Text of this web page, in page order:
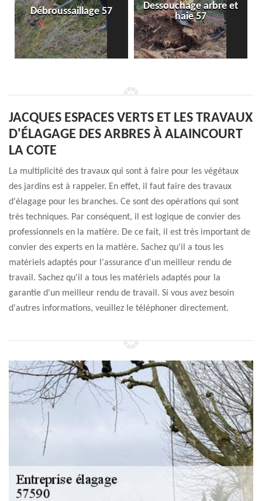
Débroussaillage 57
Dessouchage arbre et
haie 57
JACQUES ESPACES VERTS ET LES TRAVAUX
D'ÉLAGAGE DES ARBRES À ALAINCOURT
LA COTE
La multiplicité des travaux qui sont à faire pour les végétaux
des jardins est à rappeler. En effet, il faut faire des travaux
d'élagage pour les branches. Ce sont des opérations qui sont
très techniques. Par conséquent, il est logique de convier des
professionnels en la matière. De ce fait, il est très important de
convier des experts en la matière. Sachez qu'il a tous les
matériels adaptés pour l'assurance d'un meilleur rendu de
travail. Sachez qu'il a tous les matériels adaptés pour la
garantie d'un meilleur rendu de travail. Si vous avez besoin
d'autres informations, veuillez le téléphoner directement.